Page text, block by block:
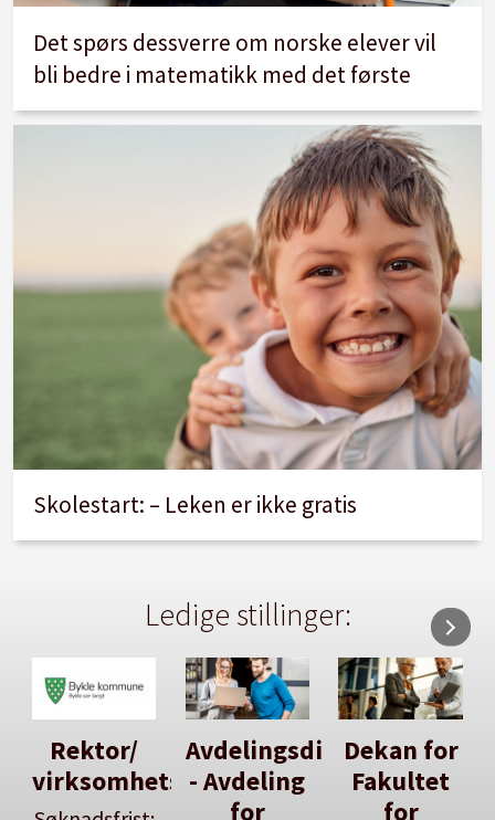
Det spørs dessverre om norske elever vil
bli bedre i matematikk med det første
Skolestart: – Leken er ikke gratis
Ledige stillinger:
Avdelingsdirektør
- Avdeling
for
Dekan for
Fakultet
for
Her kan
du utlyse
en ledig